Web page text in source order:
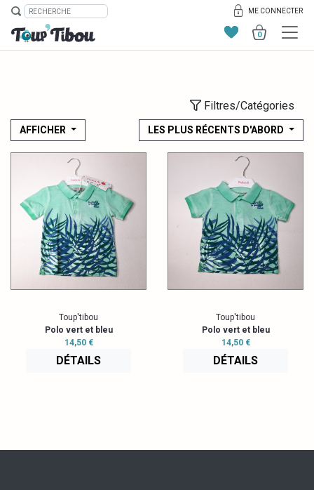
ME CONNECTER
0
Filtres/Catégories
AFFICHER LES PLUS RÉCENTS D'ABORD
Toup'tibou
Polo vert et bleu
14,50 €
DÉTAILS
Toup'tibou
Polo vert et bleu
14,50 €
DÉTAILS